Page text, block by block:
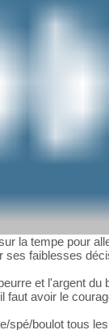
la tempe pour
ses faiblesses
et l'argent du
faut avoir le
spé/boulot tous